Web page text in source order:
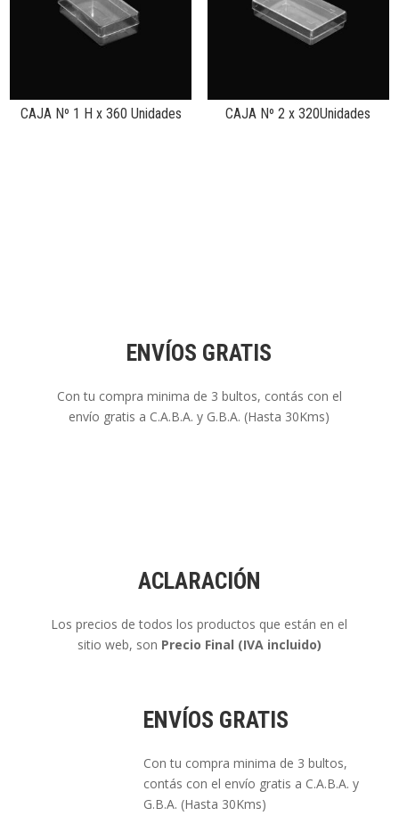
CAJA Nº 1 H x 360 Unidades CAJA Nº 2 x 320Unidades
ENVÍOS GRATIS
Con tu compra minima de 3 bultos, contás con el
envío gratis a C.A.B.A. y G.B.A. (Hasta 30Kms)
ACLARACIÓN
Los precios de todos los productos que están en el
sitio web, son Precio Final (IVA incluido)
ENVÍOS GRATIS
Con tu compra minima de 3 bultos,
contás con el envío gratis a C.A.B.A. y
G.B.A. (Hasta 30Kms)